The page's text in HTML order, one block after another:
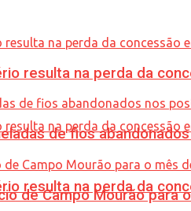
resulta na perda da
resulta na perda da
de fios
de Campo Mourão para